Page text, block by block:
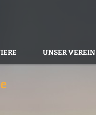
UNSER VEREIN